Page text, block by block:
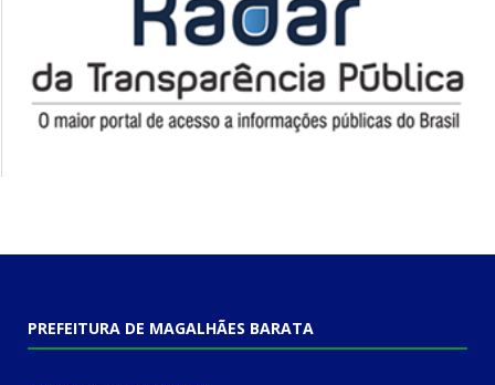
PREFEITURA DE MAGALHÃES BARATA